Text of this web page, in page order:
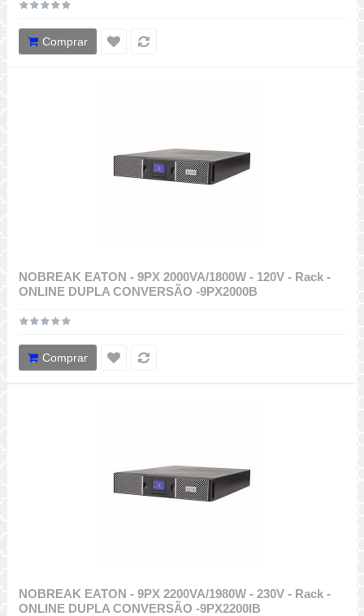
Comprar
NOBREAK EATON - 9PX 2000VA/1800W - 120V - Rack -
ONLINE DUPLA CONVERSÃO -9PX2000B
Comprar
NOBREAK EATON - 9PX 2200VA/1980W - 230V - Rack -
ONLINE DUPLA CONVERSÃO -9PX2200IB